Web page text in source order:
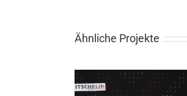
Ähnliche Projekte